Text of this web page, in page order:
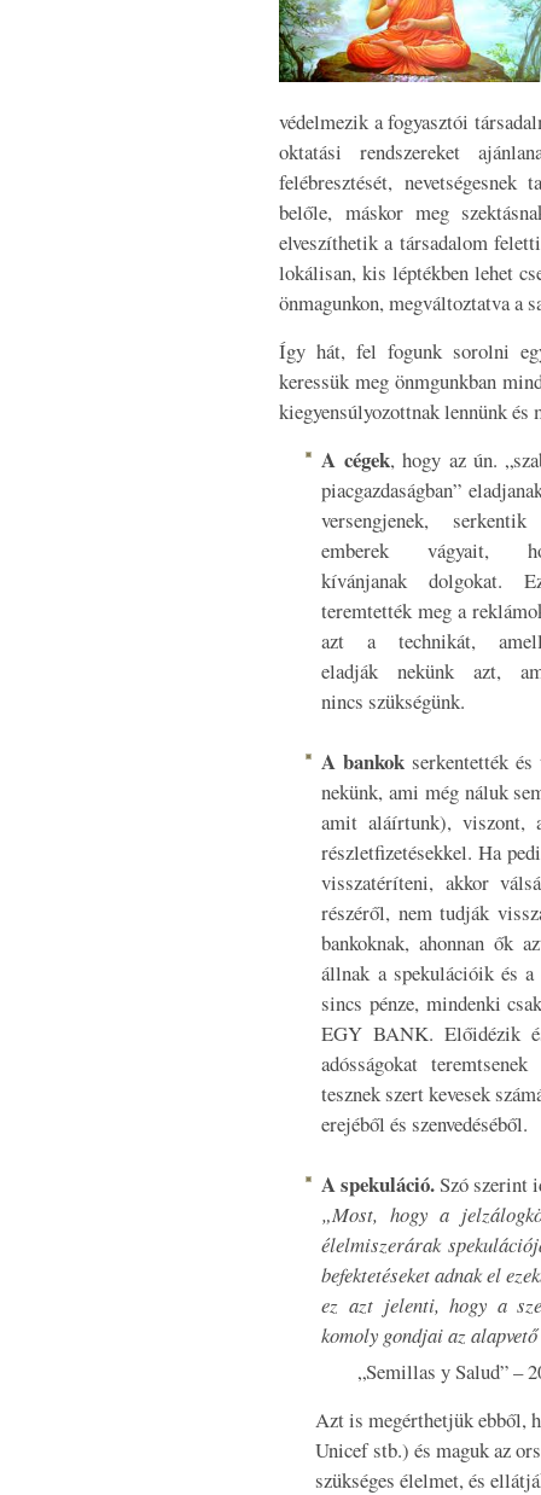
védelmezik a fogyasztói
oktatási rendszereket
felébresztését,
belőle, máskor meg
elveszíthetik a társadalom
lokálisan, kis léptékben lehet
önmagunkon, megváltoztatva a
Így hát, fel fogunk sorolni
keressük meg önmgunkban
kiegyensúlyozottnak lennünk és
A cégek, hogy az ún.
piacgazdaságban”
versengjenek,
emberek vágyait,
kívánjanak dolgokat.
teremtették meg a
azt a technikát,
eladják nekünk azt,
nincs szükségünk.
A bankok serkentették
nekünk, ami még náluk
amit aláírtunk), viszont,
részletfizetésekkel. Ha
visszatéríteni, akkor
részéről, nem tudják
bankoknak, ahonnan ők
állnak a spekulációik és a
sincs pénze, mindenki
EGY BANK. Előidézik
adósságokat
tesznek szert kevesek
erejéből és szenvedéséből.
A spekuláció.Szó szerint
„Most, hogy a
élelmiszerárak
befektetéseket adnak el
ez azt jelenti, hogy a
komoly gondjai az
„Semillas y Salud” –
Azt is megérthetjük ebből,
Unicef stb.) és maguk az
szükséges élelmet, és